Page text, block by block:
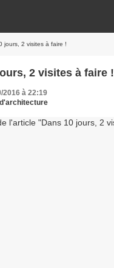
jours, 2 visites à faire !
2 visites à faire !
2016 à 22:19